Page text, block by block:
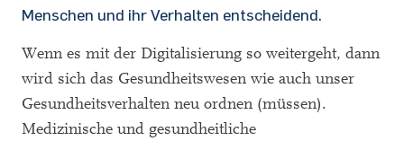
Menschen und ihr Verhalten entscheidend.
Wenn es mit der Digitalisierung so weitergeht, dann
wird sich das Gesundheitswesen wie auch unser
Gesundheitsverhalten neu ordnen (müssen).
Medizinische und gesundheitliche